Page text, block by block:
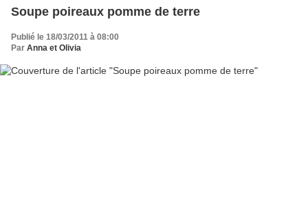
Soupe poireaux pomme de terre
Publié le 18/03/2011 à 08:00
Par Anna et Olivia